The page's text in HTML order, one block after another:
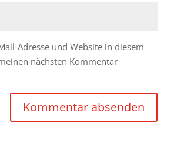
Adresse und Website in diesem
nächsten Kommentar